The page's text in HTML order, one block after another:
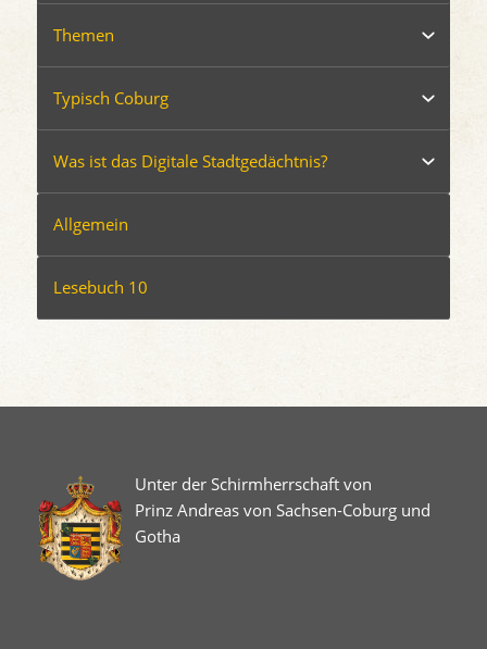
Themen
Typisch Coburg
Was ist das Digitale Stadtgedächtnis?
Allgemein
Lesebuch 10
Unter der Schirmherrschaft von
Prinz Andreas von Sachsen-Coburg und
Gotha